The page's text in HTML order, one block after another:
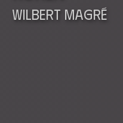
Wilbert Magré